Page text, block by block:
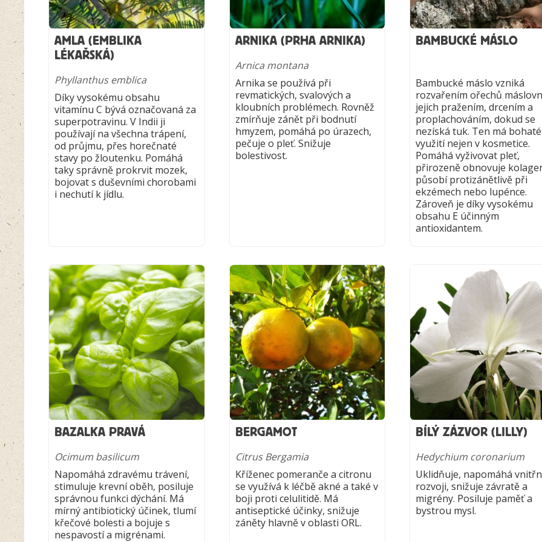
AMLA (EMBLIKA
LÉKAŘSKÁ)
Phyllanthus emblica
Díky vysokému obsahu
vitamínu C bývá označovaná za
superpotravinu. V Indii ji
používají na všechna trápení,
od průjmu, přes horečnaté
stavy po žloutenku. Pomáhá
taky správně prokrvit mozek,
bojovat s duševními chorobami
i nechutí k jídlu.
ARNIKA (PRHA ARNIKA)
Arnica montana
Arnika se používá při
revmatických, svalových a
kloubních problémech. Rovněž
zmírňuje zánět při bodnutí
hmyzem, pomáhá po úrazech,
pečuje o pleť. Snižuje
bolestivost.
BAMBUCKÉ MÁSLO
Bambucké máslo vzniká
rozvařením ořechů
jejich pražením, drcením a
proplachováním, dokud se
nezíská tuk. Ten má bohaté
využití nejen v kosmetice.
Pomáhá vyživovat pleť,
přirozeně obnovuje
působí protizánětlivě při
ekzémech nebo lupénce.
Zároveň je díky vysokému
obsahu E účinným
antioxidantem.
BAZALKA PRAVÁ
Ocimum basilicum
Napomáhá zdravému trávení,
stimuluje krevní oběh, posiluje
správnou funkci dýchání. Má
mírný antibiotický účinek, tlumí
křečové bolesti a bojuje s
nespavostí a migrénami.
BERGAMOT
Citrus Bergamia
Kříženec pomeranče a citronu
se využívá k léčbě akné a také v
boji proti celulitidě. Má
antiseptické účinky, snižuje
záněty hlavně v oblasti ORL.
BÍLÝ ZÁZVOR (LILLY)
Hedychium coronarium
Uklidňuje, napomáhá
rozvoji, snižuje závratě a
migrény. Posiluje paměť a
bystrou mysl.